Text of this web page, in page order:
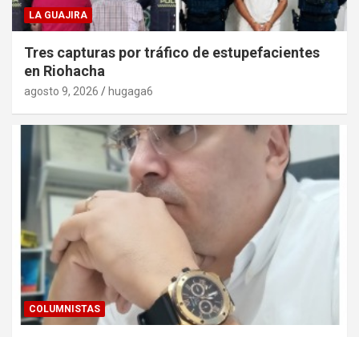
LA GUAJIRA
Tres capturas por tráfico de estupefacientes
en Riohacha
agosto 9, 2026 hugaga6
COLUMNISTAS